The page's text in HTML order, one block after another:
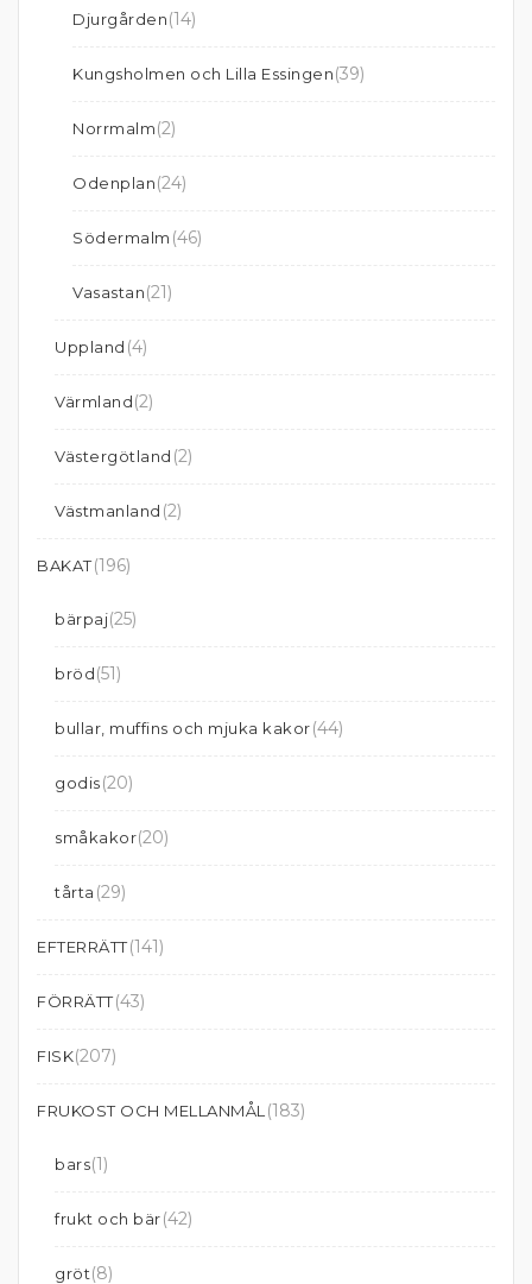
Djurgården(14)
Kungsholmen och Lilla Essingen(39)
Norrmalm(2)
Odenplan(24)
Södermalm (46)
Vasastan(21)
Uppland (4)
Värmland(2)
Västergötland (2)
Västmanland (2)
BAKAT(196)
bärpaj(25)
bröd(51)
bullar, muffins och mjuka kakor(44)
godis(20)
småkakor(20)
tårta (29)
EFTERRÄTT(141)
FÖRRÄTT(43)
FISK(207)
FRUKOST OCH MELLANMÅL (183)
bars(1)
frukt och bär(42)
gröt(8)